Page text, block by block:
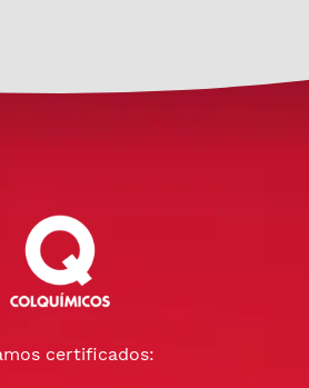
certificados: